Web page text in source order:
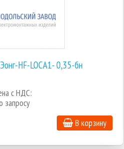
HF-LOCA1- 0,35-бн
с НДС:
запросу
В корзину